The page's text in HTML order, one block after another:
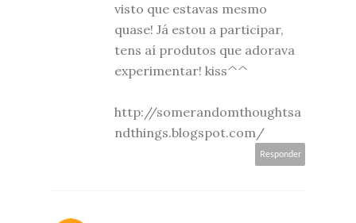
visto que estavas mesmo
quase! Já estou a participar,
tens aí produtos que adorava
experimentar! kiss^^
http://somerandomthoughtsa
ndthings.blogspot.com/
Responder